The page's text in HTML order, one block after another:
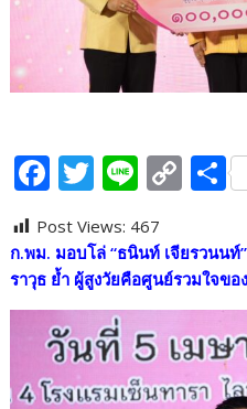
F
ac
e
b
o
o
k
T
w
itt
er
Li
n
e
C
o
p
y
Li
n
k
S
e
Post Views: 467
ก.พม. มอบโล่ “ธนินท์ เจียรวนนท์
ราวุธ ย้ำ ผู้สูงวัยคือศูนย์รวมใจขอ